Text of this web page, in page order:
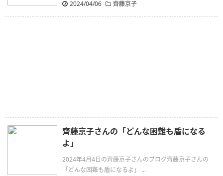
2024/04/06 齊藤京子
齊藤京子さんの「どんな困難も盾になる
よ」
2024年4月4日の齊藤京子さんのブログ齊藤京子さんの
「どんな困難も盾になるよ」 ...